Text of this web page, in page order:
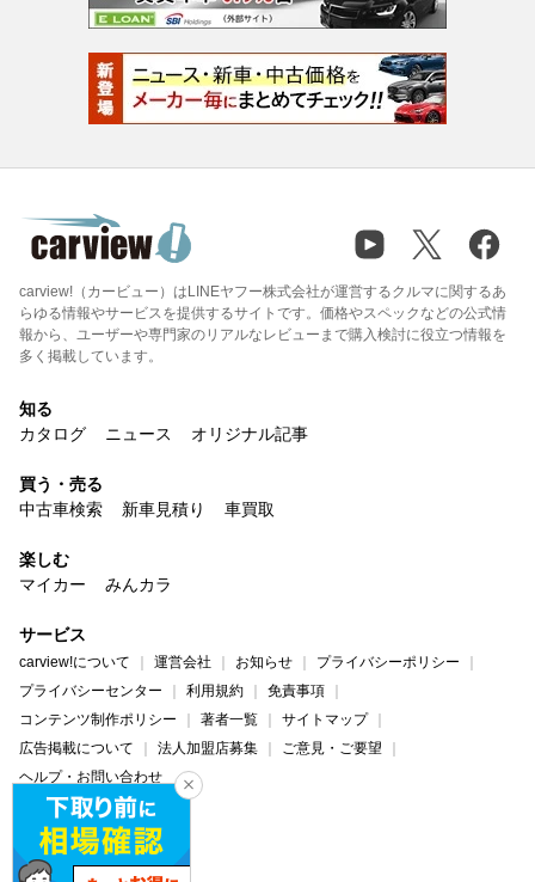
carview!（カービュー）はLINEヤフー株式会社が運営するクルマに関するあ
らゆる情報やサービスを提供するサイトです。価格やスペックなどの公式情
報から、ユーザーや専門家のリアルなレビューまで購入検討に役立つ情報を
多く掲載しています。
知る
カタログ
ニュース オリジナル記事
買う・売る
中古車検索
新車見積り 車買取
楽しむ
マイカー
みんカラ
サービス
carview!について 運営会社 お知らせ
プライバシーポリシー
プライバシーセンター
利用規約
免責事項
コンテンツ制作ポリシー
著者一覧
サイトマップ
広告掲載について
法人加盟店募集
ご意見・ご要望
ヘルプ・お問い合わせ
carview! Yahoo! JAPAN